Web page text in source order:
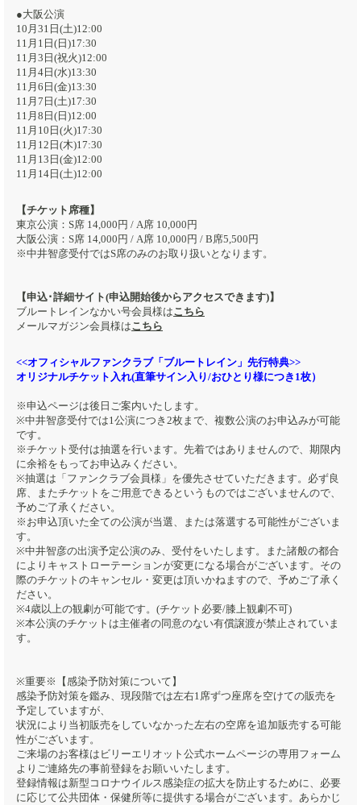
●大阪公演
10月31日(土)12:00
11月1日(日)17:30
11月3日(祝火)12:00
11月4日(水)13:30
11月6日(金)13:30
11月7日(土)17:30
11月8日(日)12:00
11月10日(火)17:30
11月12日(木)17:30
11月13日(金)12:00
11月14日(土)12:00
【チケット席種】
東京公演：S席 14,000円 / A席 10,000円
大阪公演：S席 14,000円 / A席 10,000円 / B席5,500円
※中井智彦受付ではS席のみのお取り扱いとなります。
【申込･詳細サイト(申込開始後からアクセスできます)】
ブルートレインなかい号会員様はこちら
メールマガジン会員様はこちら
<<オフィシャルファンクラブ「ブルートレイン」先行特典>>
オリジナルチケット入れ(直筆サイン入り/おひとり様につき1枚）
※申込ページは後日ご案内いたします。
※中井智彦受付では1公演につき2枚まで、複数公演のお申込みが可能
です。
※チケット受付は抽選を行います。先着ではありませんので、期限内
に余裕をもってお申込みください。
※抽選は「ファンクラブ会員様」を優先させていただきます。必ず良
席、またチケットをご用意できるというものではございませんので、
予めご了承ください。
※お申込頂いた全ての公演が当選、または落選する可能性がございま
す。
※中井智彦の出演予定公演のみ、受付をいたします。また諸般の都合
によりキャストローテーションが変更になる場合がございます。その
際のチケットのキャンセル・変更は頂いかねますので、予めご了承く
ださい。
※4歳以上の観劇が可能です。(チケット必要/膝上観劇不可)
※本公演のチケットは主催者の同意のない有償譲渡が禁止されていま
す。
※重要※【感染予防対策について】
感染予防対策を鑑み、現段階では左右1席ずつ座席を空けての販売を
予定していますが、
状況により当初販売をしていなかった左右の空席を追加販売する可能
性がございます。
ご来場のお客様はビリーエリオット公式ホームページの専用フォーム
よりご連絡先の事前登録をお願いいたします。
登録情報は新型コロナウイルス感染症の拡大を防止するために、必要
に応じて公共団体・保健所等に提供する場合がございます。あらかじ